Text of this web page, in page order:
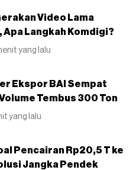
Video Lama
Apa Langkah Komdigi?
yang lalu
Ekspor BAI Sempat
Tembus 300 Ton
yang lalu
Pencairan Rp20,5 T ke
Jangka Pendek